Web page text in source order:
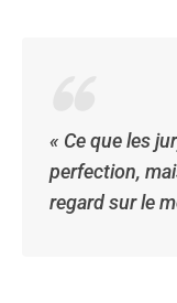
« Ce que les
perfection,
regard sur le